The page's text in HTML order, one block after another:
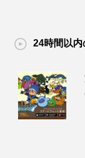
24時間以